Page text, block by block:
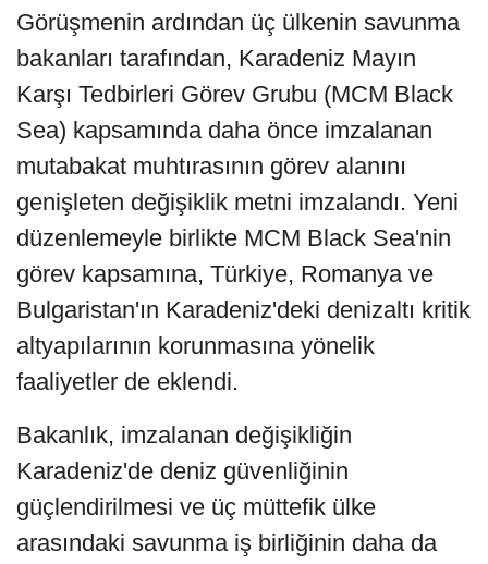
Görüşmenin ardından üç ülkenin savunma
bakanları tarafından, Karadeniz Mayın
Karşı Tedbirleri Görev Grubu (MCM Black
Sea) kapsamında daha önce imzalanan
mutabakat muhtırasının görev alanını
genişleten değişiklik metni imzalandı. Yeni
düzenlemeyle birlikte MCM Black Sea'nin
görev kapsamına, Türkiye, Romanya ve
Bulgaristan'ın Karadeniz'deki denizaltı kritik
altyapılarının korunmasına yönelik
faaliyetler de eklendi.
Bakanlık, imzalanan değişikliğin
Karadeniz'de deniz güvenliğinin
güçlendirilmesi ve üç müttefik ülke
arasındaki savunma iş birliğinin daha da